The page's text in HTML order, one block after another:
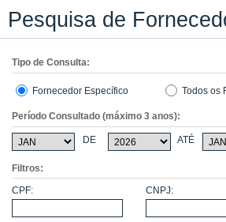
Pesquisa de
Tipo de Consulta:
Fornecedor Específico Todos os
Período Consultado (máximo 3 anos):
DE ATÉ
Filtros:
CPF:
CNPJ: